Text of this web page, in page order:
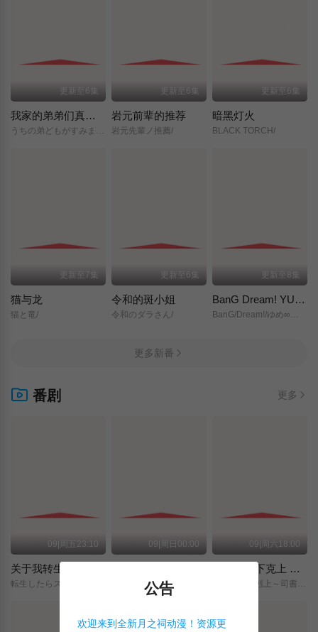
更新至6集
我家的弟弟们真是让您费心了
うちの弟どもがすみません/
更新至6集
岩元前辈的推荐
岩元先輩ノ推薦/
更新至6集
暗黑灯火
BLACK TORCH/
更新至7集
猫与龙
猫と竜/
更新至6集
令和的斑小姐
令和のダラさん/
更新至8集
BanG Dream! YUME∞MITA
BanG/Dream!/ゆめ∞みた/
更多新番
番剧 更多
09|周五23:10 09|周日00:00 09|周六18:00
小书痴的下克上 〜为了成为图书管理员而不择手段〜 领主的养女
公告
欢迎来到全新月之祠动漫！资源更